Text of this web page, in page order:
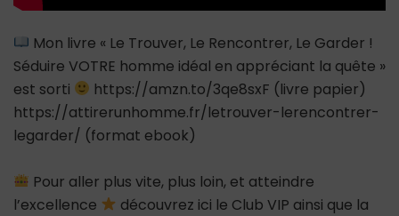
Mon livre « Le Trouver, Le Rencontrer, Le Garder !
Séduire VOTRE homme idéal en appréciant la quête »
est sorti
https://amzn.to/3qe8sxF (livre papier)
https://attirerunhomme.fr/letrouver-lerencontrer-
legarder/ (format ebook)
Pour aller plus vite, plus loin, et atteindre
l’excellence
découvrez ici le Club VIP ainsi que la